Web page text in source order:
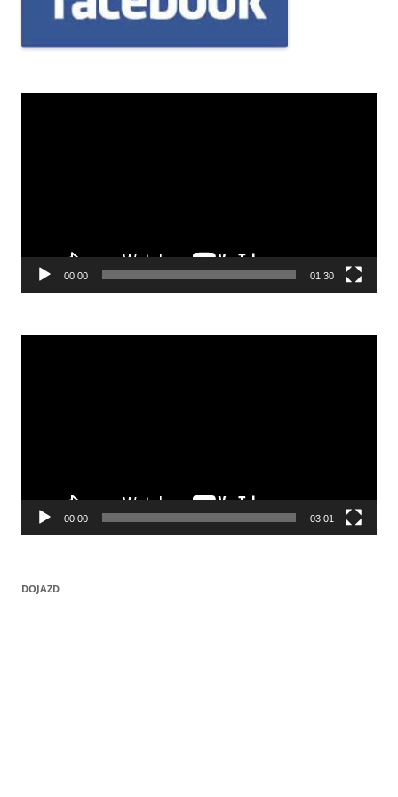
Odtwarzacz
00:00 01:30
Odtwarzacz
00:00 03:01
DOJAZD